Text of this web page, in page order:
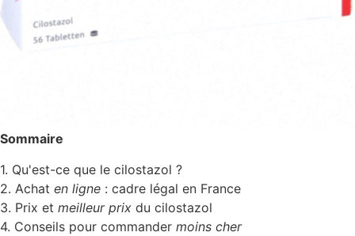
Sommaire
1. Qu'est-ce que le cilostazol ?
2. Achat en ligne : cadre légal en France
3. Prix et meilleur prix du cilostazol
4. Conseils pour commander moins cher